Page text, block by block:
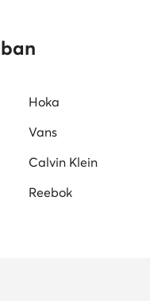
Hoka
Vans
Calvin Klein
Reebok